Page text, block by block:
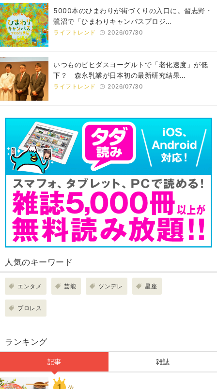
5000本のひまわりが街づくりの入口に。習志野・
鷺沼で「ひまわりキャンパスプロジ…
ライフトレンド 2026/07/30
いつものビヒダスヨーグルトで「老化速度」が低
下？ 森永乳業が日本初の最新研究結果…
ライフトレンド 2026/07/30
人気のキーワード
エンタメ 芸能 ツンデレ 星座
プロレス
ランキング
記事 雑誌